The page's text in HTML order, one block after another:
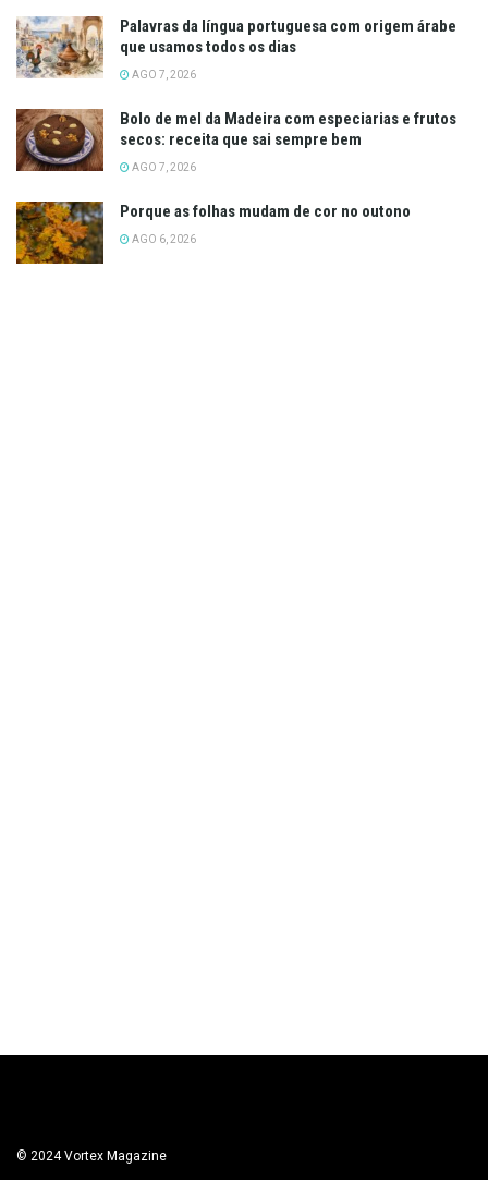
Palavras da língua portuguesa com origem árabe
que usamos todos os dias
AGO 7, 2026
Bolo de mel da Madeira com especiarias e frutos
secos: receita que sai sempre bem
AGO 7, 2026
Porque as folhas mudam de cor no outono
AGO 6, 2026
© 2024 Vortex Magazine